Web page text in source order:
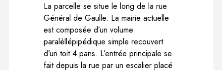
La parcelle se situe le long de la rue
Général de Gaulle. La mairie actuelle
est composée d’un volume
paralèllépipédique simple recouvert
d’un toit 4 pans. L’entrée principale se
fait depuis la rue par un escalier placé